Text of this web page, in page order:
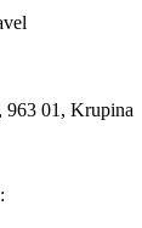
963 01, Krupina